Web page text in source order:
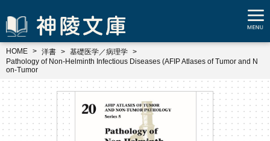
HOME 洋書
基礎医学／病理学
Pathology of Non-Helminth Infectious Diseases (AFIP Atlases of Tumor and N
on-Tumor